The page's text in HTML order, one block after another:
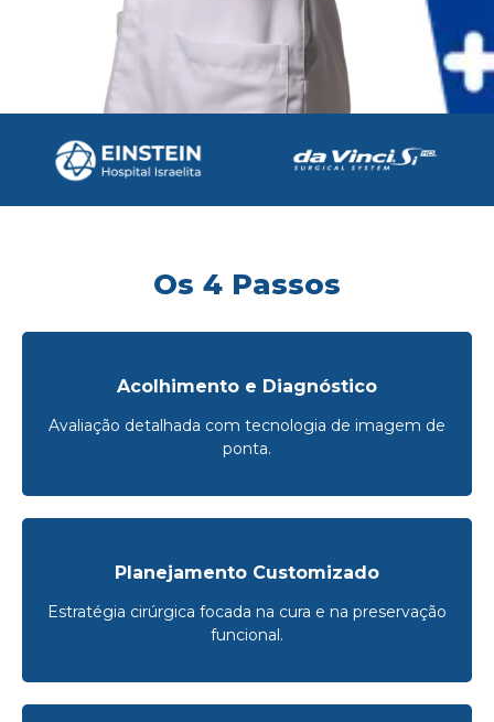
Os 4 Passos
Acolhimento e Diagnóstico
Avaliação detalhada com tecnologia de imagem de
ponta.
Planejamento Customizado
Estratégia cirúrgica focada na cura e na preservação
funcional.